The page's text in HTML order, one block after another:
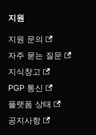
지원
지원 문의
자주 묻는 질문
지식창고
PGP 통신
플랫폼 상태
공지사항